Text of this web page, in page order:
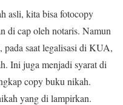
asli, kita bisa fotocopy
di cap oleh notaris. Namun
pada saat legalisasi di KUA,
Ini juga menjadi syarat di
copy buku nikah.
yang di lampirkan.